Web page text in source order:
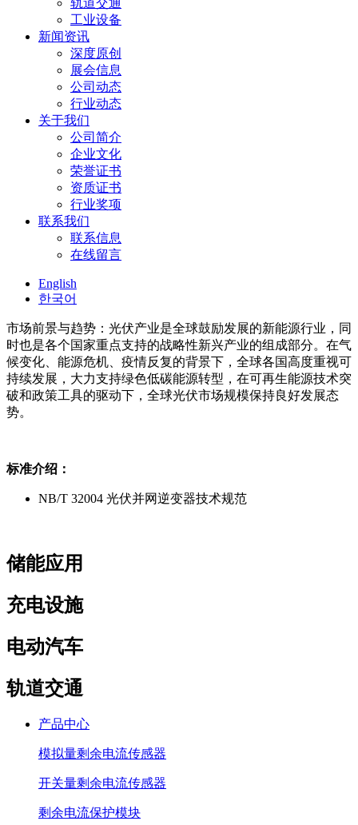
工业设备
新闻资讯
深度原创
展会信息
公司动态
行业动态
关于我们
公司简介
企业文化
荣誉证书
资质证书
行业奖项
联系我们
联系信息
在线留言
English
한국어
市场前景与趋势：光伏产业是全球鼓励发展的新能源行业，同
时也是各个国家重点支持的战略性新兴产业的组成部分。在气
候变化、能源危机、疫情反复的背景下，全球各国高度重视可
持续发展，大力支持绿色低碳能源转型，在可再生能源技术突
破和政策工具的驱动下，全球光伏市场规模保持良好发展态
势。
标准介绍：
NB/T 32004 光伏并网逆变器技术规范
储能应用
充电设施
电动汽车
轨道交通
产品中心
模拟量剩余电流传感器
开关量剩余电流传感器
剩余电流保护模块